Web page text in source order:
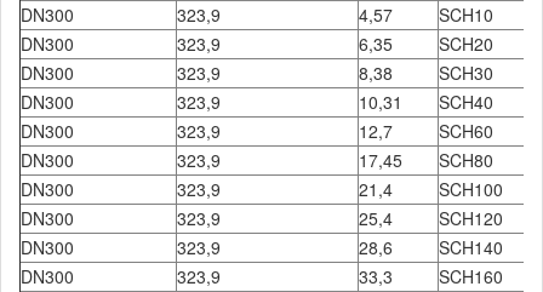
DN300
323,9 4,57
SCH10
DN300
323,9 6,35
SCH20
DN300
323,9 8,38
SCH30
DN300
323,9 10,31
SCH40
DN300
323,9 12,7
SCH60
DN300
323,9 17,45
SCH80
DN300
323,9 21,4
SCH100
DN300
323,9 25,4
SCH120
DN300
323,9 28,6
SCH140
DN300
323,9 33,3
SCH160